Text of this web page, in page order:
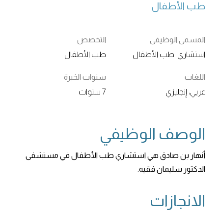
طب الأطفال
المسمى الوظيفي
استشاري طب الأطفال
التخصص
طب الأطفال
اللغات
عربي، إنجليزي
سنوات الخبرة
7 سنوات
الوصف الوظيفي
أنهار بن صادق هي استشاري طب الأطفال في مستشفى
الدكتور سليمان فقيه.
الانجازات